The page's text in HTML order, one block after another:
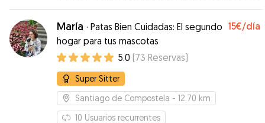
tenerlos de cuidadores. Millones de gracias!!!”
María · Patas Bien Cuidadas: El segundo
hogar para tus mascotas
15€/día
5.0 (73 Reservas)
Super Sitter
Santiago de Compostela - 12.70 km
10 Usuarios recurrentes